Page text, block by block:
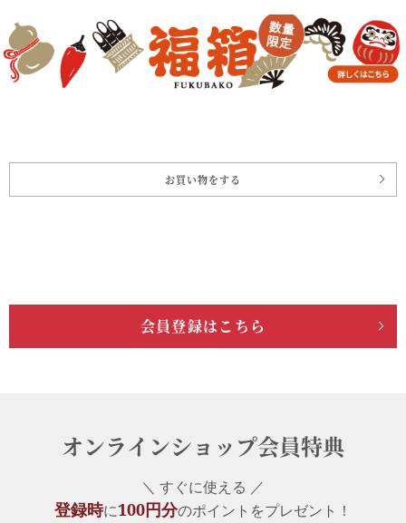
お買い物をする
会員登録はこちら
オンラインショップ会員特典
＼ すぐに使える ／
登録時に100円分のポイントをプレゼント！